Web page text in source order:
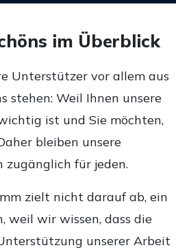
im Überblick
Unterstützer vor allem aus
stehen: Weil Ihnen unsere
ist und Sie möchten,
bleiben unsere
zugänglich für jeden.
zielt nicht darauf ab, ein
weil wir wissen, dass die
unserer Arbeit